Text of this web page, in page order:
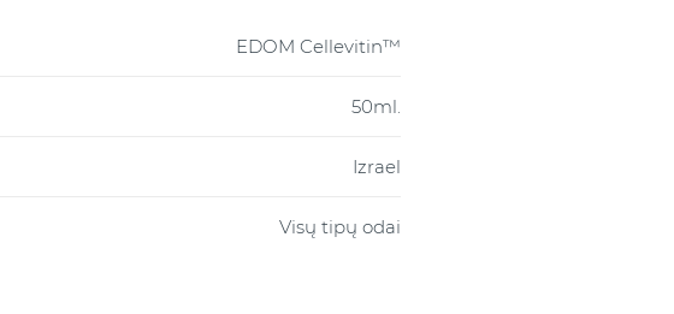
EDOM Cellevitin™
50ml.
Izrael
Visų tipų odai